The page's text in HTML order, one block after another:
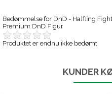
Bedømmelse for DnD - Halfling
Premium DnD Figur
Produktet er endnu ikke bedømt
KUNDER